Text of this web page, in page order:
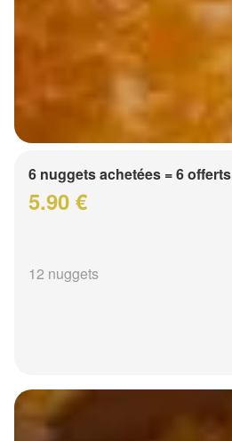
6 nuggets achetées = 6 offerts
5.90 €
12 nuggets